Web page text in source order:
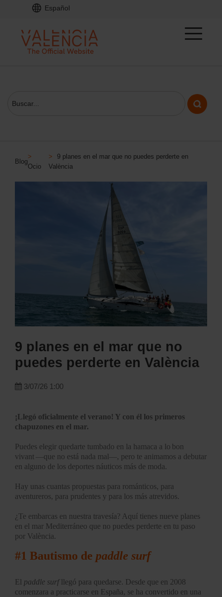
Español
Blog
>
Ocio
>
9 planes en el mar que no puedes perderte en
València
9 planes en el mar que no
puedes perderte en València
3/07/26 1:00
¡Llegó oficialmente el verano! Y con él los primeros
chapuzones en el mar.
Puedes elegir quedarte tumbado en la hamaca a lo bon
vivant —que no está nada mal—, pero te animamos a debutar
en alguno de los deportes náuticos más de moda.
Hay unas cuantas propuestas para románticos, para
aventureros, para prudentes y para los más atrevidos.
¿Te embarcas en nuestra travesía? Aquí tienes nueve planes
en el mar Mediterráneo que no puedes perderte en tu paso
por València.
#1 Bautismo de paddle surf
El paddle surfllegó para quedarse. Desde que en 2008
comenzara a practicarse en España, se ha convertido en una